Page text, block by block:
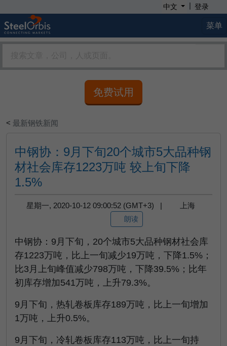
中文 | 登录
菜单
免费试用
< 最新钢铁新闻
中钢协：9月下旬20个城市5大品种钢
材社会库存1223万吨 较上旬下降
1.5%
星期一, 2020-10-12 09:00:52 (GMT+3) | 上海
朗读
中钢协：9月下旬，20个城市5大品种钢材社会库
存1223万吨，比上一旬减少19万吨，下降1.5%；
比3月上旬峰值减少798万吨，下降39.5%；比年
初库存增加541万吨，上升79.3%。
9月下旬，热轧卷板库存189万吨，比上一旬增加
1万吨，上升0.5%。
9月下旬，冷轧卷板库存113万吨，比上一旬持